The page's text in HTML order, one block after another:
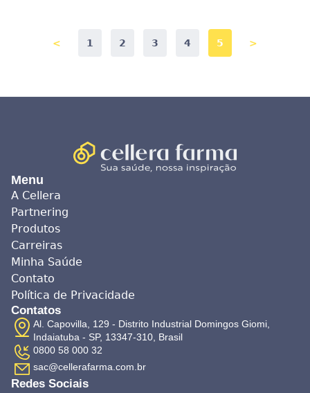
< 1 2 3 4 5 >
Menu
A Cellera
Partnering
Produtos
Carreiras
Minha Saúde
Contato
Política de Privacidade
Contatos
Al. Capovilla, 129 - Distrito Industrial Domingos Giomi,
Indaiatuba - SP, 13347-310, Brasil
0800 58 000 32
sac@cellerafarma.com.br
Redes Sociais